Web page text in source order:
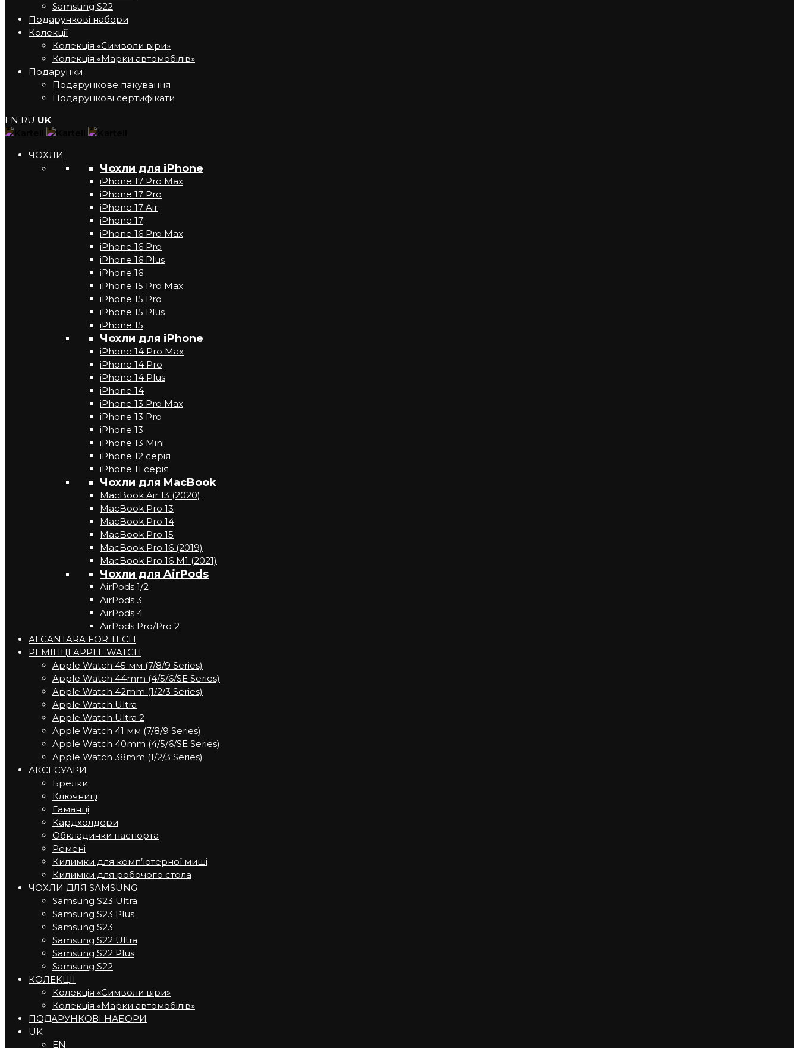
Samsung S22
Подарункові набори
Колекції
Колекція «Символи віри»
Колекція «Марки автомобілів»
Подарунки
Подарункове пакування
Подарункові сертифікати
EN RU UK
ЧОХЛИ
Чохли для iPhone
iPhone 17 Pro Max
iPhone 17 Pro
iPhone 17 Air
iPhone 17
iPhone 16 Pro Max
iPhone 16 Pro
iPhone 16 Plus
iPhone 16
iPhone 15 Pro Max
iPhone 15 Pro
iPhone 15 Plus
iPhone 15
Чохли для iPhone
iPhone 14 Pro Max
iPhone 14 Pro
iPhone 14 Plus
iPhone 14
iPhone 13 Pro Max
iPhone 13 Pro
iPhone 13
iPhone 13 Mini
iPhone 12 серія
iPhone 11 серія
Чохли для MacBook
MacBook Air 13 (2020)
MacBook Pro 13
MacBook Pro 14
MacBook Pro 15
MacBook Pro 16 (2019)
MacBook Pro 16 M1 (2021)
Чохли для AirPods
AirPods 1/2
AirPods 3
AirPods 4
AirPods Pro/Pro 2
ALCANTARA FOR TECH
РЕМІНЦІ APPLE WATCH
Apple Watch 45 мм (7/8/9 Series)
Apple Watch 44mm (4/5/6/SE Series)
Apple Watch 42mm (1/2/3 Series)
Apple Watch Ultra
Apple Watch Ultra 2
Apple Watch 41 мм (7/8/9 Series)
Apple Watch 40mm (4/5/6/SE Series)
Apple Watch 38mm (1/2/3 Series)
АКСЕСУАРИ
Брелки
Ключниці
Гаманці
Кардхолдери
Обкладинки паспорта
Ремені
Килимки для комп’ютерної миші
Килимки для робочого стола
ЧОХЛИ ДЛЯ SAMSUNG
Samsung S23 Ultra
Samsung S23 Plus
Samsung S23
Samsung S22 Ultra
Samsung S22 Plus
Samsung S22
КОЛЕКЦІЇ
Колекція «Символи віри»
Колекція «Марки автомобілів»
ПОДАРУНКОВІ НАБОРИ
UK
EN